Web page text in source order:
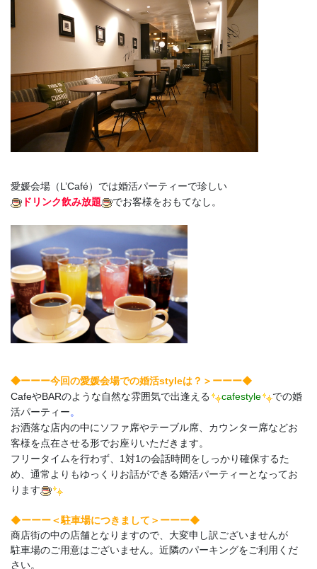
愛媛会場（L’Café）では婚活パーティーで珍しい
ドリンク飲み放題
でお客様をおもてなし。
◆ーーー今回の愛媛会場での婚活styleは？＞ ーーー◆
CafeやBARのような自然な雰囲気で出逢える cafestyle
での婚
活パーティー。
お洒落な店内の中にソファ席やテーブル席、カウンター席などお
客様を点在させる形でお座りいただきます。
フリータイムを行わず、1対1の会話時間をしっかり確保するた
め、通常よりもゆっくりお話ができる婚活パーティーとなってお
ります
◆ーーー＜駐車場につきまして＞ーーー◆
商店街の中の店舗となりますので、大変申し訳ございませんが
駐車場のご用意はございません。近隣のパーキングをご利用くだ
さい。